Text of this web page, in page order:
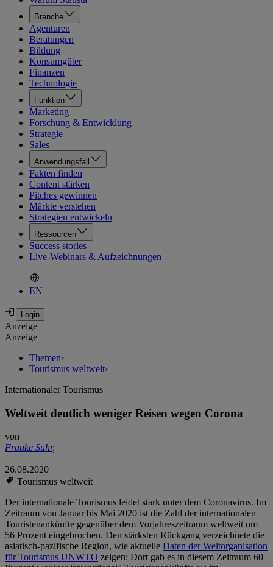
Branche
Agenturen
Beratungen
Bildung
Konsumgüter
Finanzen
Technologie
Funktion
Marketing
Forschung & Entwicklung
Strategie
Sales
Anwendungsfall
Fakten finden
Content stärken
Pitches gewinnen
Märkte verstehen
Strategien entwickeln
Ressourcen
Success stories
Live-Webinars & Aufzeichnungen
EN
Anzeige
Anzeige
Themen›
Tourismus weltweit›
Internationaler Tourismus
Weltweit deutlich weniger Reisen wegen Corona
von
Frauke Suhr,
26.08.2020
Tourismus weltweit
Der internationale Tourismus leidet stark unter dem Coronavirus. Im
Zeitraum von Januar bis Mai 2020 ist die Zahl der internationalen
Touristenankünfte gegenüber dem Vorjahreszeitraum weltweit um
56 Prozent eingebrochen. Den stärksten Rückgang verzeichnete die
asiatisch-pazifische Region, wie aktuelle Daten der Weltorganisation
für Tourismus UNWTO zeigen: Dort gab es in diesem Zeitraum 60